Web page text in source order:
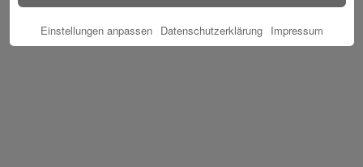
Einstellungen anpassen Datenschutzerklärung Impressum